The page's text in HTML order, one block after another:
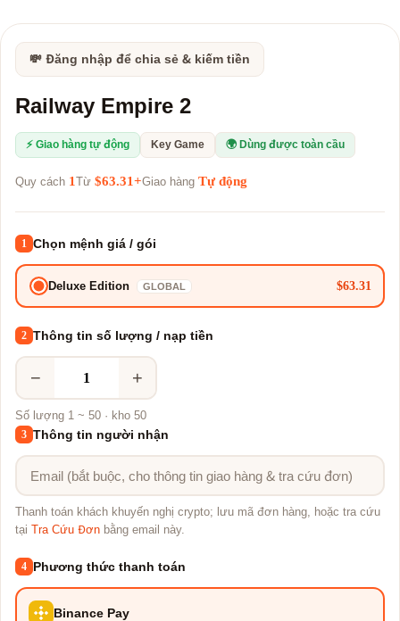
💸 Đăng nhập để chia sẻ & kiếm tiền
Railway Empire 2
⚡ Giao hàng tự động Key Game 🌍 Dùng được toàn cầu
Quy cách 1 Từ $63.31+Giao hàng Tự động
1 Chọn mệnh giá / gói
Deluxe Edition GLOBAL $63.31
2 Thông tin số lượng / nạp tiền
− +
Số lượng 1 ~ 50 · kho 50
3 Thông tin người nhận
Thanh toán khách khuyến nghị crypto; lưu mã đơn hàng, hoặc tra cứu
tại
Tra Cứu Đơn bằng email này.
4 Phương thức thanh toán
Binance Pay